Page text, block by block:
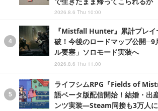
2026.8.6 Thu 10:00
『Mistfall Hunter』累計プレイ
破！今後のロードマップ公開─9
ル要塞」ソロモード実装へ
2026.8.6 Thu 11:00
ライフシムRPG『Fields of
語ベータ版配信開始！結婚・出
ンツ実装―Steam同接も3万人